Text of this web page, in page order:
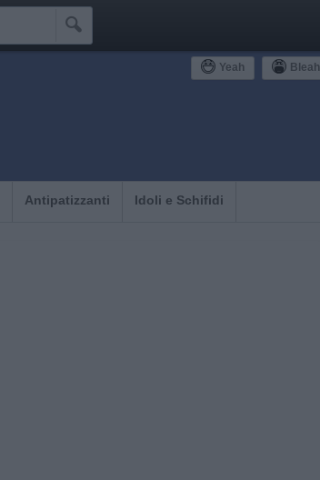

Yeah Bleah
Antipatizzanti Idoli e Schifidi